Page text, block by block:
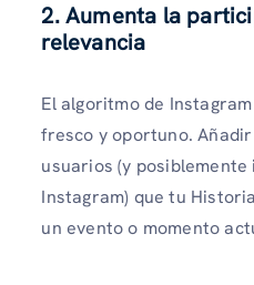
2.Aumenta la
relevancia
El algoritmo de
fresco y oportuno.
usuarios (y
Instagram) que tu
un evento o momento